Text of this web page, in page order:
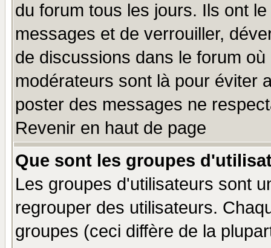
du forum tous les jours. Ils ont
messages et de verrouiller,
de discussions dans le forum
modérateurs sont là pour éviter
poster des messages ne
Revenir en haut de page
Que sont les groupes
Les groupes d'utilisateurs sont
regrouper des utilisateurs.
groupes (ceci diffère de la